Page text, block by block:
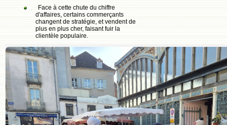
Face à cette chute du chiffre
d'affaires, certains commerçants
changent de stratégie, et vendent de
plus en plus cher, faisant fuir la
clientèle populaire.